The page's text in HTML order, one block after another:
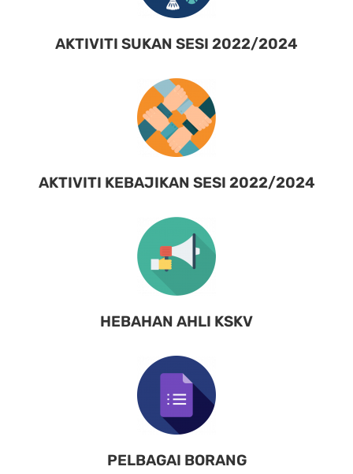
AKTIVITI SUKAN SESI 2022/2024
AKTIVITI KEBAJIKAN SESI 2022/2024
HEBAHAN AHLI KSKV
PELBAGAI BORANG